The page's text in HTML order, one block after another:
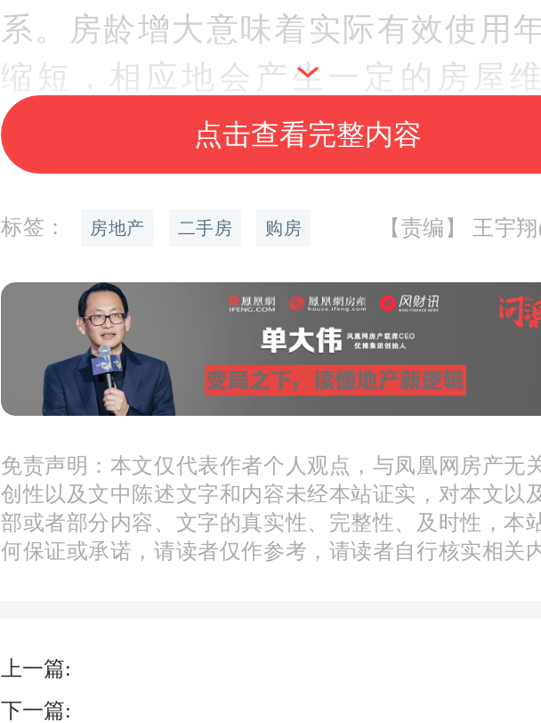
系。房龄增大意味着实际有效使用
缩短，相应地会产生一定的房屋
用，增加物业的维护成本，购房者
购房成本将增高。
房龄大的二手房还将面临难以申请银
款的风险。目前银行对二手房贷款
要求很严格，一般情况下，超过20
手房基本不放贷。个别银行甚至要
在15年以内的二手房才可贷款。大部
宽到25年以内。一般的，二手房贷款
点击查看完整内容
标签： 房地产 二手房 购房 【责编】 王宇
免责声明：本文仅代表作者个人观点，与凤凰网房产无
创性以及文中陈述文字和内容未经本站证实，对本文以
部或者部分内容、文字的真实性、完整性、及时性，本
何保证或承诺，请读者仅作参考，请读者自行核实相关
上一篇:
下一篇: